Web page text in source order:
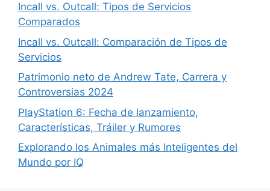
Incall vs. Outcall: Tipos de Servicios
Comparados
Incall vs. Outcall: Comparación de Tipos de
Servicios
Patrimonio neto de Andrew Tate, Carrera y
Controversias 2024
PlayStation 6: Fecha de lanzamiento,
Características, Tráiler y Rumores
Explorando los Animales más Inteligentes del
Mundo por IQ